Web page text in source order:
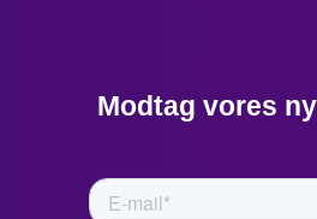
Modtag vores